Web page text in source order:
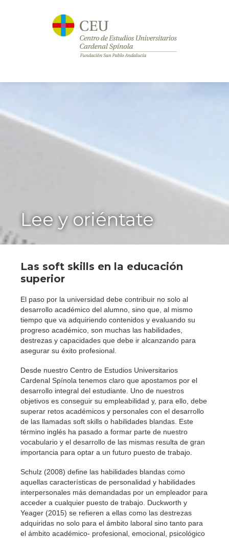
Lee y oriéntate
Las soft skills en la educación
superior
El paso por la universidad debe contribuir no solo al
desarrollo académico del alumno, sino que, al mismo
tiempo que va adquiriendo contenidos y evaluando su
progreso académico, son muchas las habilidades,
destrezas y capacidades que debe ir alcanzando para
asegurar su éxito profesional.
Desde nuestro Centro de Estudios Universitarios
Cardenal Spínola tenemos claro que apostamos por el
desarrollo integral del estudiante. Uno de nuestros
objetivos es conseguir su empleabilidad y, para ello, debe
superar retos académicos y personales con el desarrollo
de las llamadas soft skills o habilidades blandas. Este
término inglés ha pasado a formar parte de nuestro
vocabulario y el desarrollo de las mismas resulta de gran
importancia para optar a un futuro puesto de trabajo.
Schulz (2008) define las habilidades blandas como
aquellas características de personalidad y habilidades
interpersonales más demandadas por un empleador para
acceder a cualquier puesto de trabajo. Duckworth y
Yeager (2015) se refieren a ellas como las destrezas
adquiridas no solo para el ámbito laboral sino tanto para
el ámbito académico- profesional, emocional, psicológico